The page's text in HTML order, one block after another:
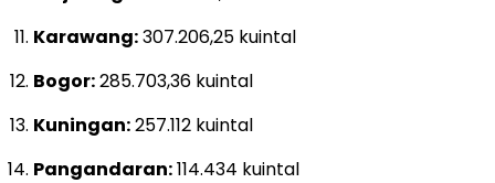
Karawang:307.206,25 kuintal
Bogor:285.703,36 kuintal
Kuningan:257.112 kuintal
Pangandaran:114.434 kuintal